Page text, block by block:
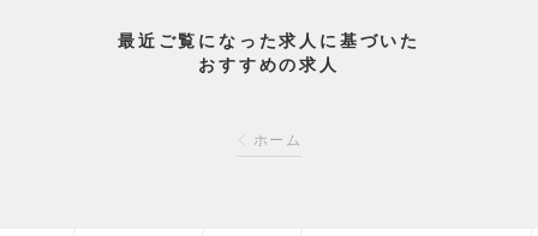
最近ご覧になった求人に基づいた
おすすめの求人
ホーム